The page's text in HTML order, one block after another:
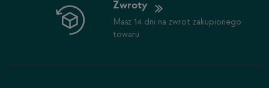
Zwroty
Masz 14 dni na zwrot zakupionego
towaru